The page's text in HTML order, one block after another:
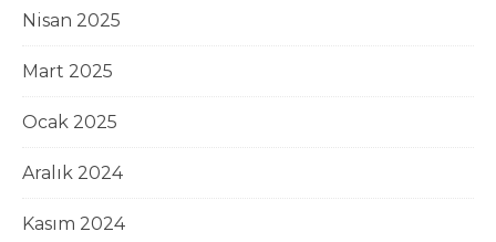
Nisan 2025
Mart 2025
Ocak 2025
Aralık 2024
Kasım 2024